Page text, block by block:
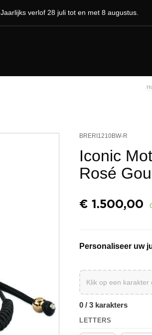
Jaarlijks verlof 28 juli tot en met 8 augustus.
BRERI1210BW-R
Iconic
Rosé
€ 1.500,00
Personaliseer uw
0 / 3 karakters
LETTERS